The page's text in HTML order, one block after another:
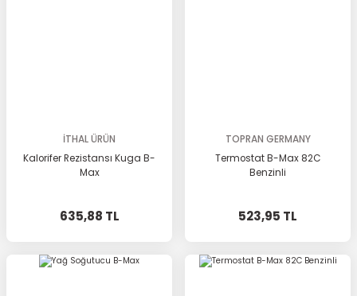
İTHAL ÜRÜN
Kalorifer Rezistansı Kuga B-
Max
635,88 TL
TOPRAN GERMANY
Termostat B-Max 82C
Benzinli
523,95 TL